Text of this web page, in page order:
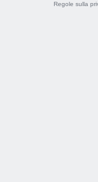
Regole sulla